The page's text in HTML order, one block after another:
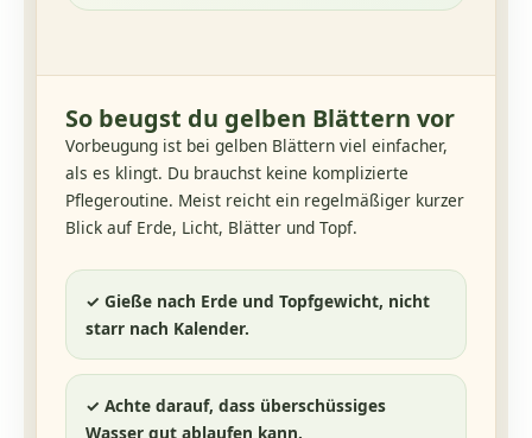
So beugst du gelben Blättern vor
Vorbeugung ist bei gelben Blättern viel einfacher,
als es klingt. Du brauchst keine komplizierte
Pflegeroutine. Meist reicht ein regelmäßiger kurzer
Blick auf Erde, Licht, Blätter und Topf.
✓ Gieße nach Erde und Topfgewicht, nicht
starr nach Kalender.
✓ Achte darauf, dass überschüssiges
Wasser gut ablaufen kann.